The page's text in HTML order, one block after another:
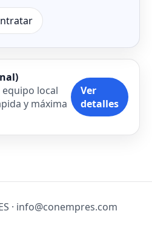
local
y máxima
Ver
detalles
· info@conempres.com